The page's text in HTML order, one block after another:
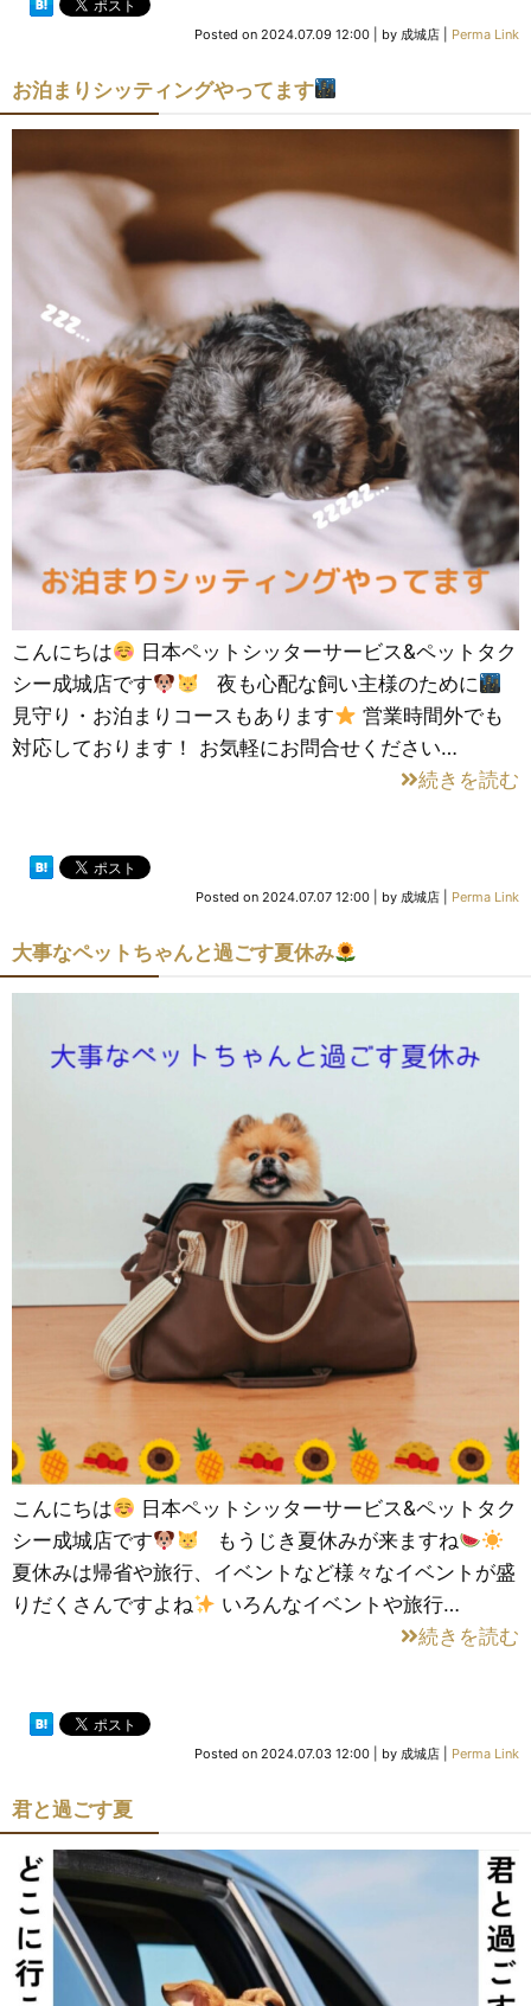
Posted on 2024.07.09 12:00 by 成城店 Perma Link
お泊まりシッティングやってます
こんにちは
日本ペットシッターサービス&ペットタク
シー成城店です
夜も心配な飼い主様のために
見守り・お泊まりコースもあります
営業時間外でも
対応しております！ お気軽にお問合せください…
続きを読む
Posted on 2024.07.07 12:00 by 成城店 Perma Link
大事なペットちゃんと過ごす夏休み
こんにちは
日本ペットシッターサービス&ペットタク
シー成城店です
もうじき夏休みが来ますね
夏休みは帰省や旅行、イベントなど様々なイベントが盛
りだくさんですよね
いろんなイベントや旅行…
続きを読む
Posted on 2024.07.03 12:00 by 成城店 Perma Link
君と過ごす夏